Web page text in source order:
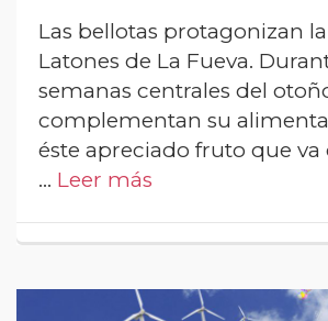
Las bellotas protagonizan
Latones de La Fueva.
semanas centrales del
complementan su
éste apreciado fruto que va
… Leer más